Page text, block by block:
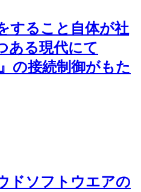
すること自体が社
ある現代にて
の接続制御がもた
ドソフトウエアの